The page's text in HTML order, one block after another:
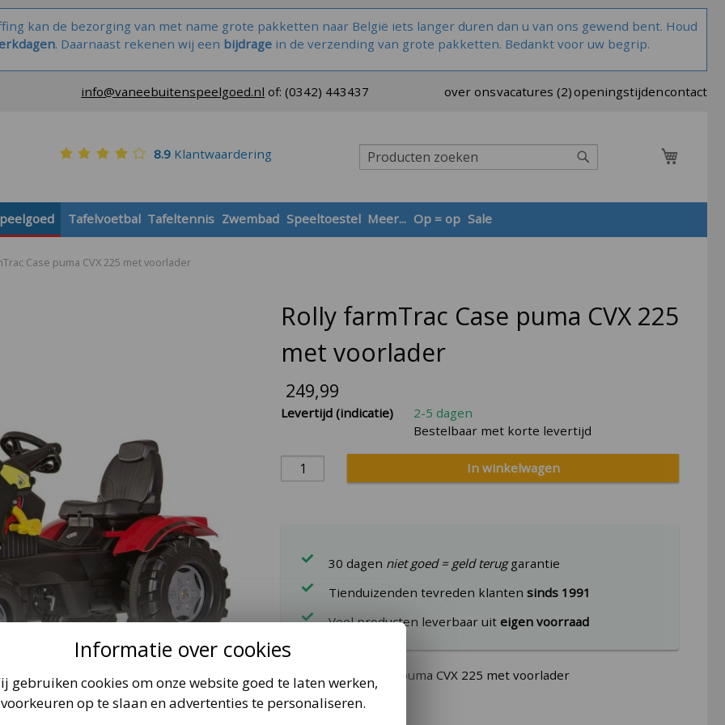
kan de bezorging van met name grote pakketten naar België iets langer duren dan u van ons gewend bent. Houd
. Daarnaast rekenen wij een bijdragein de verzending van grote pakketten. Bedankt voor uw begrip.
info@vaneebuitenspeelgoed.nl of:(0342) 443437 over onsvacatures (2)openingstijdencontact
8.9Klantwaardering
Zoek
Tafelvoetbal Tafeltennis Zwembad Speeltoestel Meer... Op = op Sale
Case puma CVX 225 met voorlader
Rolly farmTrac Case puma CVX 225
met voorlader
249,99
Levertijd (indicatie)
2-5 dagen
Bestelbaar met korte levertijd
In winkelwagen
30 dagen niet goed = geld teruggarantie
Tienduizenden tevreden klantensinds 1991
Veel producten leverbaar uiteigen voorraad
Rolly farmTrac Case puma CVX 225 met voorlader
Informatie over cookies
gebruiken cookies om onze website goed te laten werken,
voorkeuren op te slaan en advertenties te personaliseren.